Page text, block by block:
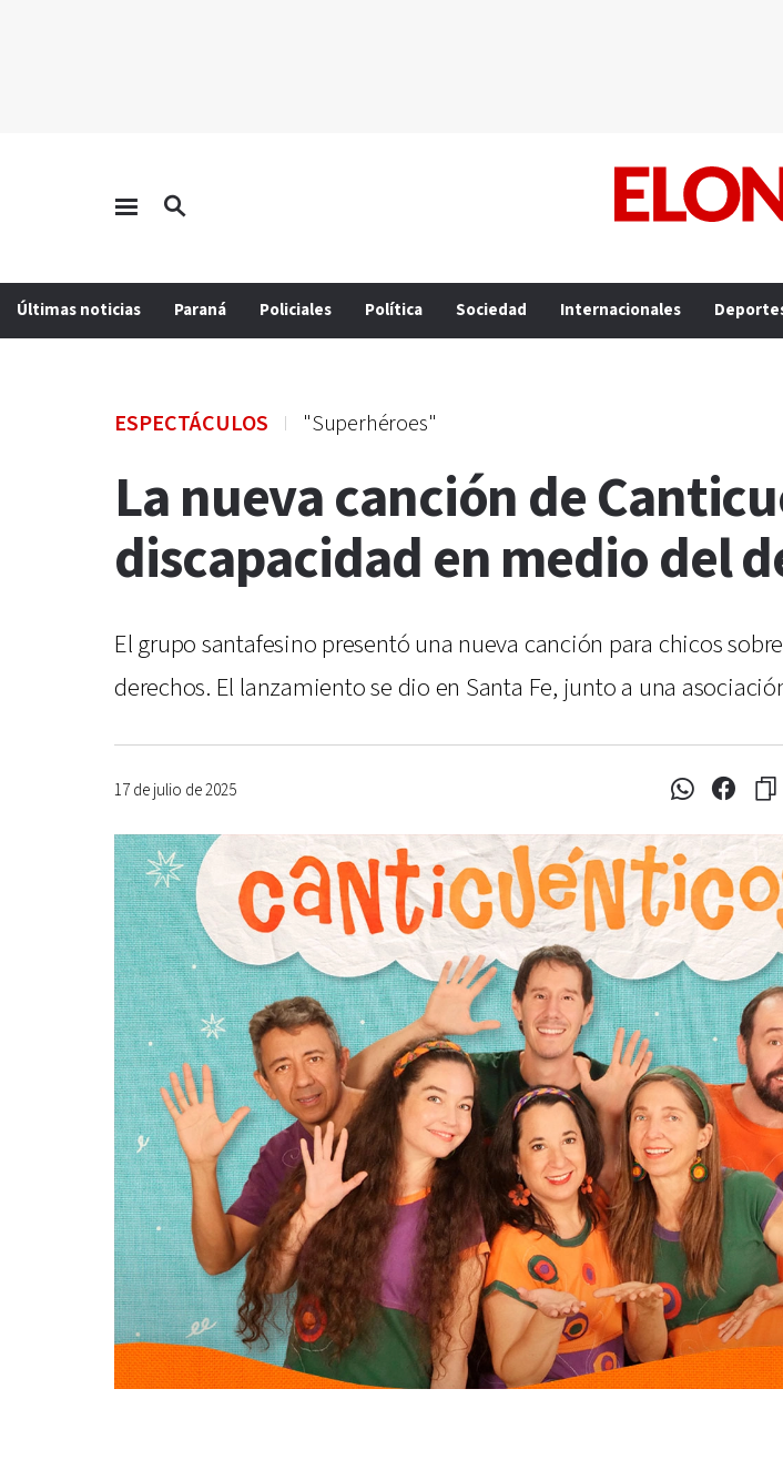
Últimas noticias Paraná Policiales Política Sociedad Internacionales
ESPECTÁCULOS "Superhéroes"
La nueva canción de
discapacidad en medio del
El grupo santafesino presentó una nueva canción para chicos
derechos. El lanzamiento se dio en Santa Fe, junto a una
17 de julio de 2025